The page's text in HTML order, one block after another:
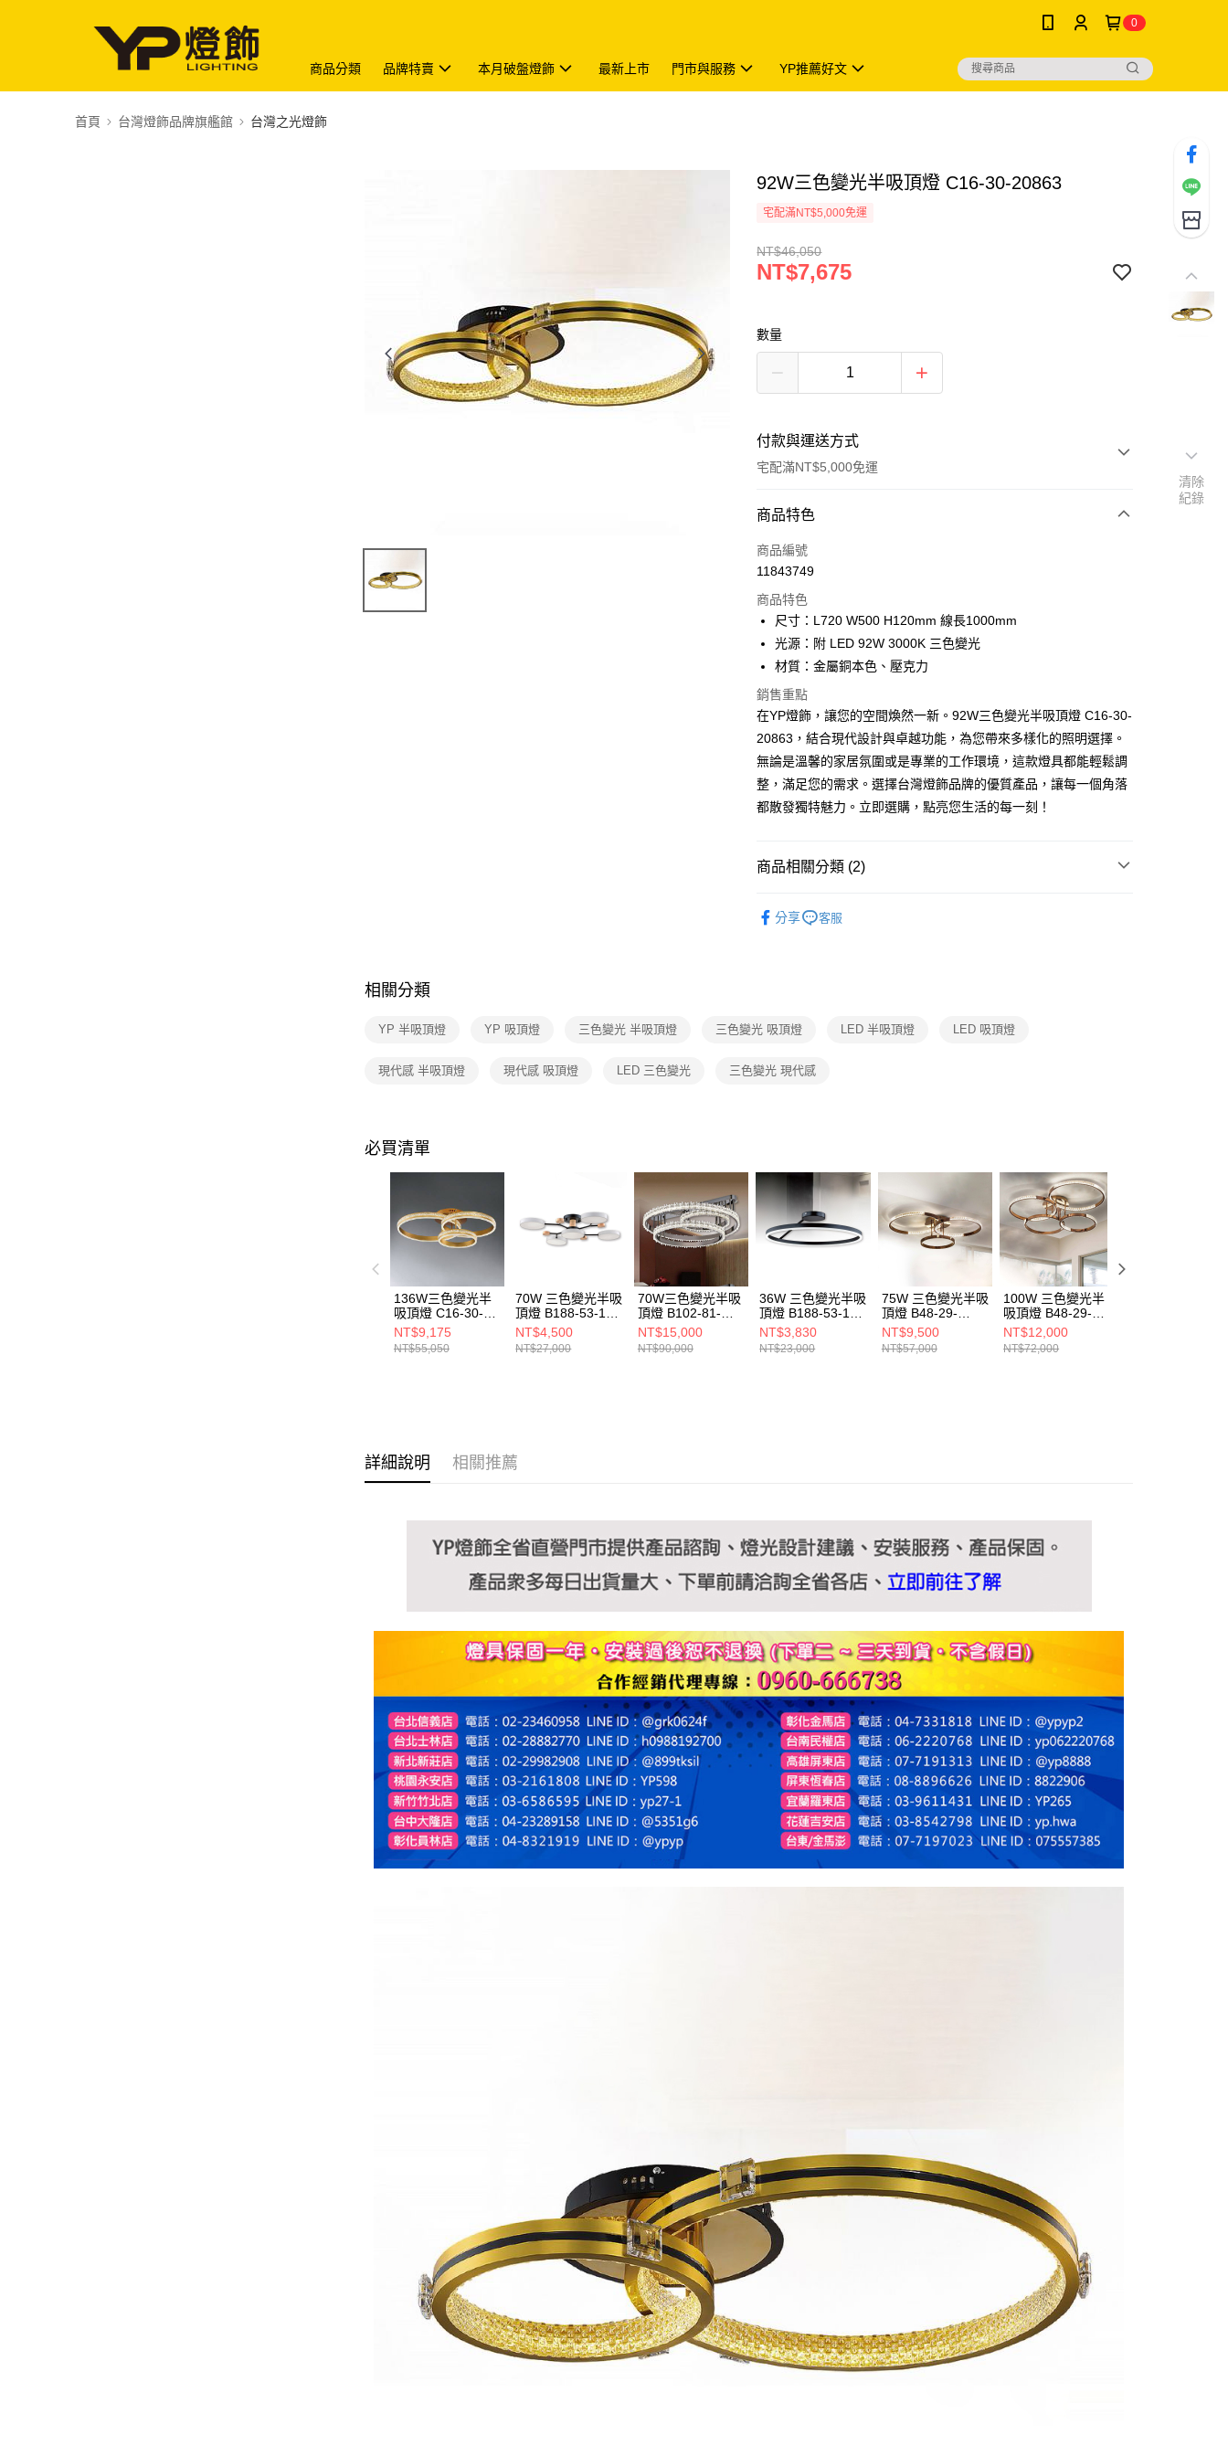
0
商品分類 品牌特賣 本月破盤燈飾 最新上市 門市與服務 YP推薦好文
首頁 台灣燈飾品牌旗艦館 台灣之光燈飾
92W三色變光半吸頂燈 C16-30-20863
宅配滿NT$5,000免運
NT$46,050
NT$7,675
數量
付款與運送方式
宅配滿NT$5,000免運
付款方式
信用卡一次付款
Apple Pay
街口支付
Google Pay
AFTEE先享後付
相關說明
便利好安心！
１．簡單：不需註冊會員、不需綁卡、不需儲值。
／ATM／網路銀行／等多元方式進行付款，方視為交易完成。
※ 請注意：結帳手續完成當下不需立刻繳費，但若您需要取消訂單，請聯
先享後付繳納相關費用。
交易，需依本服務之必要範圍內提供個人資料，並將交易相關給付款項請
求債權轉讓予恩沛科技股份有限公司。
２．關於個人資料處理事宜，請瀏覽以下網址：
https://aftee.tw/terms/#terms3
３．未成年的使用者請事先徵得法定代理人或監護人之同意方可使用
「AFTEE先享後付」，若未經同意申辦者引起之損失，本公司不負相關責
４．使用「AFTEE先享後付」時，將依據個別帳號之用戶狀況，依本公司
即時審查核予不同之上限額度；若仍有額度不足之情形，本公司將視審查
結果請求用戶進行身份認證。
５．嚴禁一人註冊多個帳號或使用他人資訊註冊。若發現惡意使用之情
新竹貨運宅配
商品特色
商品編號
11843749
商品特色
尺寸：L720 W500 H120mm 線長1000mm
光源：附 LED 92W 3000K 三色變光
材質：金屬銅本色、壓克力
銷售重點
在YP燈飾，讓您的空間煥然一新。92W三色變光半吸頂燈 C16-30-
20863，結合現代設計與卓越功能，為您帶來多樣化的照明選擇。
無論是溫馨的家居氛圍或是專業的工作環境，這款燈具都能輕鬆調
整，滿足您的需求。選擇台灣燈飾品牌的優質產品，讓每一個角落
都散發獨特魅力。立即選購，點亮您生活的每一刻！
商品相關分類 (2)
分享 客服
相關分類
YP 半吸頂燈 YP 吸頂燈 三色變光 半吸頂燈 三色變光 吸頂燈 LED 半吸頂燈 LED 吸頂燈
現代感 半吸頂燈 現代感 吸頂燈 LED 三色變光 三色變光 現代感
必買清單
136W三色變光半
吸頂燈 C16-30-
20861
NT$9,175
NT$55,050
70W 三色變光半吸
頂燈 B188-53-12-
0615
NT$4,500
NT$27,000
70W三色變光半吸
頂燈 B102-81-
21721
NT$15,000
NT$90,000
36W 三色變光半吸
頂燈 B188-53-12-
0264
NT$3,830
NT$23,000
75W 三色變光半吸
頂燈 B48-29-
71042
NT$9,500
NT$57,000
100W 三色變光半
吸頂燈 B48-29-
71041
NT$12,000
NT$72,000
詳細說明 相關推薦
清除
紀錄